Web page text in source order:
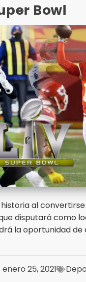
Bowl
al
disputará como
la oportunidad de
enero 25, 2021